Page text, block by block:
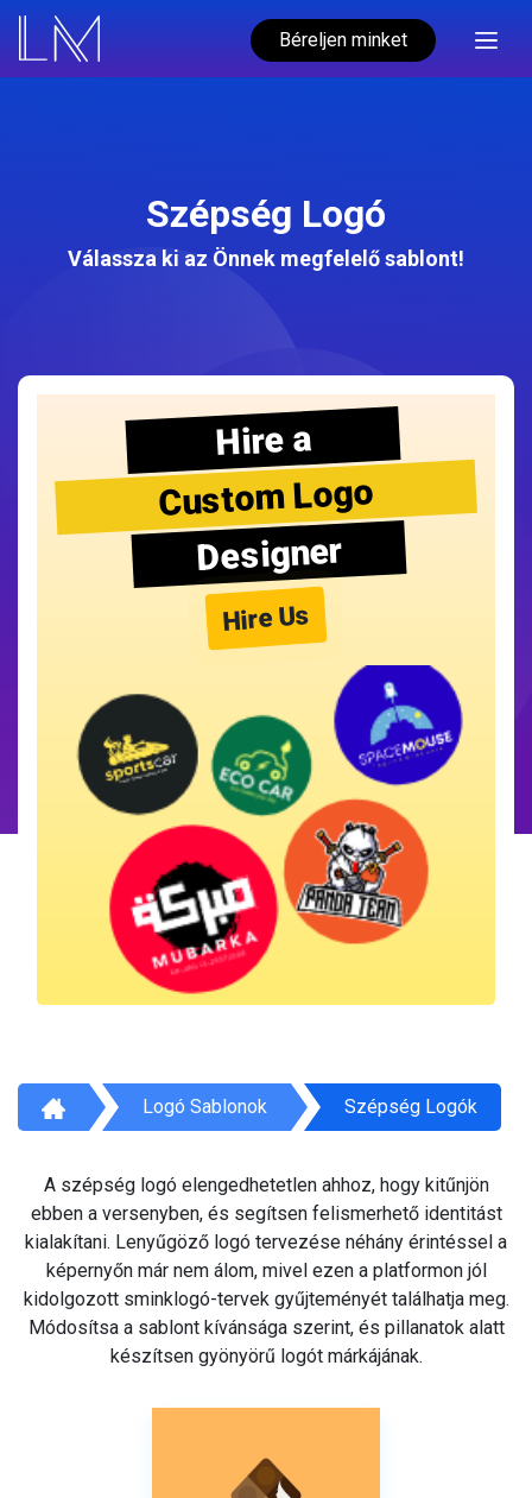
Béreljen minket
Szépség Logó
Válassza ki az Önnek megfelelő sablont!
Hire a
Custom Logo
Designer
Hire Us
Logó Sablonok Szépség Logók
A szépség logó elengedhetetlen ahhoz, hogy kitűnjön
ebben a versenyben, és segítsen felismerhető identitást
kialakítani. Lenyűgöző logó tervezése néhány érintéssel a
képernyőn már nem álom, mivel ezen a platformon jól
kidolgozott sminklogó-tervek gyűjteményét találhatja meg.
Módosítsa a sablont kívánsága szerint, és pillanatok alatt
készítsen gyönyörű logót márkájának.